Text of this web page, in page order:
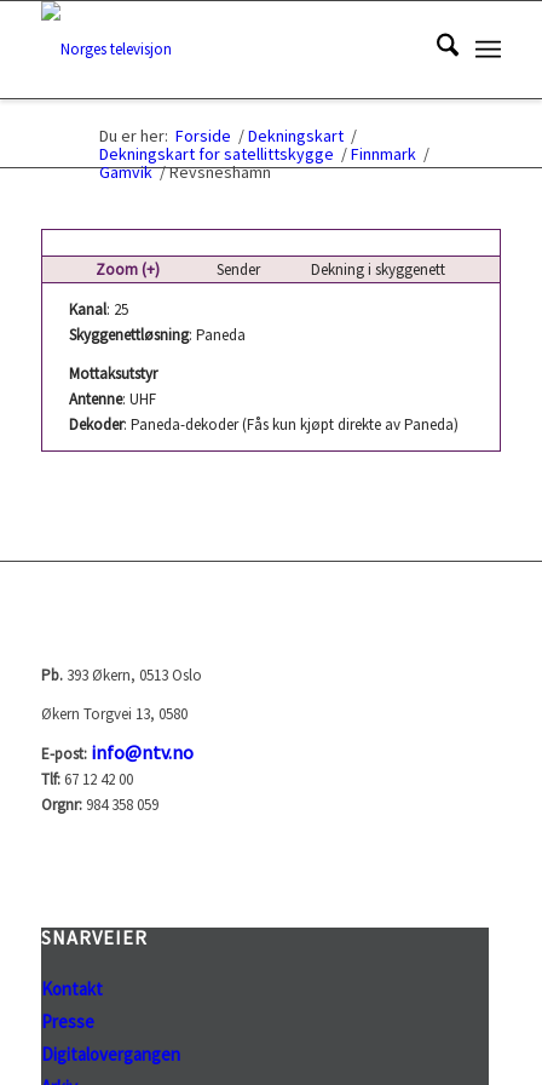
Du er her: Forside /Dekningskart /
Dekningskart for satellittskygge /Finnmark /
Gamvik /Revsneshamn
Zoom (+) Sender
Dekning i skyggenett
Kanal: 25
Skyggenettløsning: Paneda
Mottaksutstyr
Antenne: UHF
Dekoder: Paneda-dekoder (Fås kun kjøpt direkte av Paneda)
Pb. 393 Økern, 0513 Oslo
Økern Torgvei 13, 0580
E-post: info@ntv.no
Tlf:67 12 42 00
Orgnr:984 358 059
SNARVEIER
Kontakt
Presse
Digitalovergangen